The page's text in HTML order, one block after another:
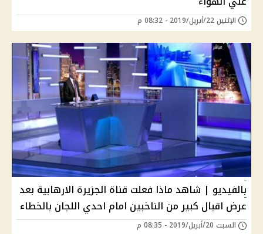
الإثنين 22/أبريل/2019 - 08:32 م
بالفيديو | شاهد ماذا فعلت قناة الجزيرة الارهابية بعد
عرض اقبال كبير من الناخبين امام احدي اللجان بالخطاء
السبت 20/أبريل/2019 - 08:35 م